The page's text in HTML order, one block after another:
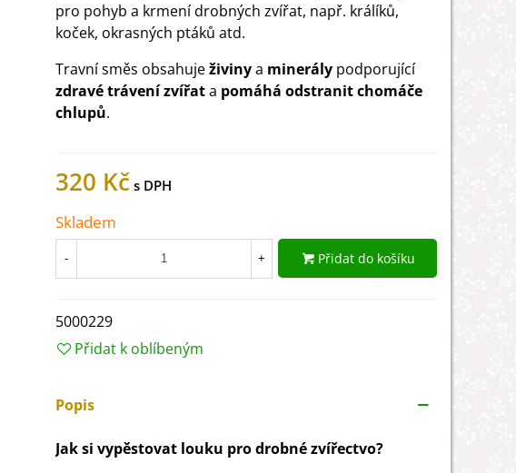
pro pohyb a krmení drobných zvířat, např. králíků,
koček, okrasných ptáků atd.
Travní směs obsahuježivinya minerály podporující
zdravé trávení zvířata pomáhá odstranit chomáče
chlupů.
320 Kč
Skladem
- + Přidat do košíku
5000229
Přidat k oblíbeným
Popis
Jak si vypěstovat louku pro drobné zvířectvo?